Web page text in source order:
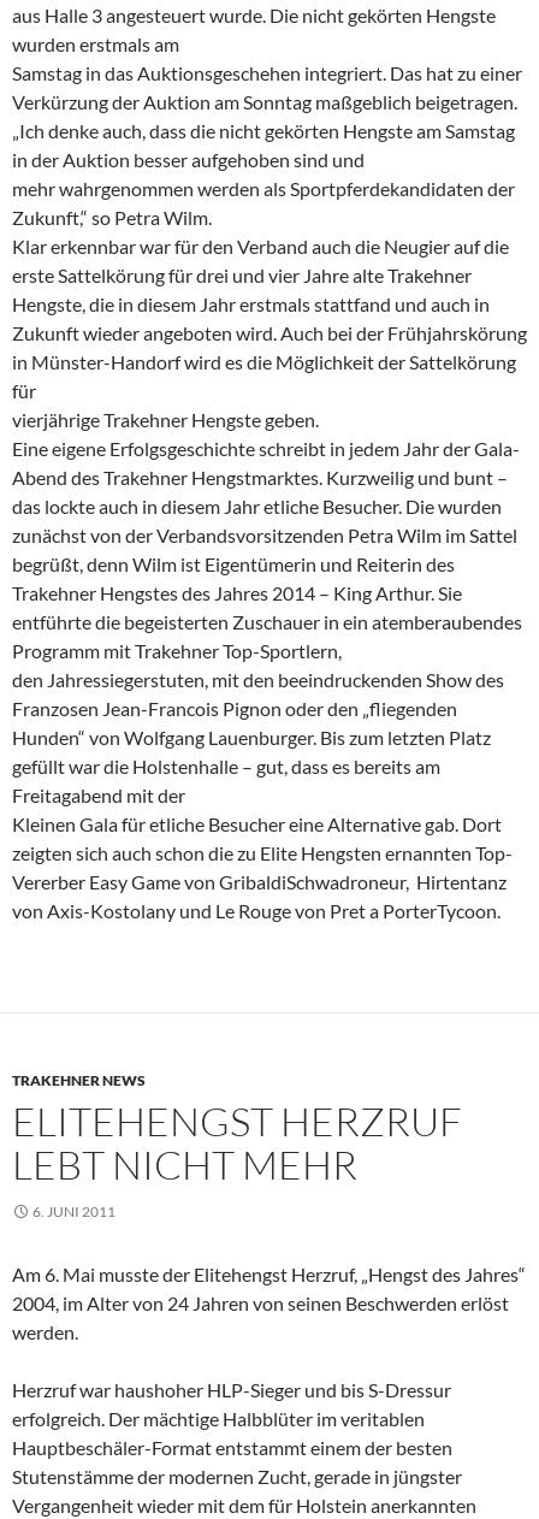
aus Halle 3 angesteuert wurde. Die nicht gekörten Hengste
wurden erstmals am
Samstag in das Auktionsgeschehen integriert. Das hat zu einer
Verkürzung der Auktion am Sonntag maßgeblich beigetragen.
„Ich denke auch, dass die nicht gekörten Hengste am Samstag
in der Auktion besser aufgehoben sind und
mehr wahrgenommen werden als Sportpferdekandidaten der
Zukunft,“ so Petra Wilm.
Klar erkennbar war für den Verband auch die Neugier auf die
erste Sattelkörung für drei und vier Jahre alte Trakehner
Hengste, die in diesem Jahr erstmals stattfand und auch in
Zukunft wieder angeboten wird. Auch bei der Frühjahrskörung
in Münster-Handorf wird es die Möglichkeit der Sattelkörung
für
vierjährige Trakehner Hengste geben.
Eine eigene Erfolgsgeschichte schreibt in jedem Jahr der Gala-
Abend des Trakehner Hengstmarktes. Kurzweilig und bunt –
das lockte auch in diesem Jahr etliche Besucher. Die wurden
zunächst von der Verbandsvorsitzenden Petra Wilm im Sattel
begrüßt, denn Wilm ist Eigentümerin und Reiterin des
Trakehner Hengstes des Jahres 2014 – King Arthur. Sie
entführte die begeisterten Zuschauer in ein atemberaubendes
Programm mit Trakehner Top-Sportlern,
den Jahressiegerstuten, mit den beeindruckenden Show des
Franzosen Jean-Francois Pignon oder den „fliegenden
Hunden“ von Wolfgang Lauenburger. Bis zum letzten Platz
gefüllt war die Holstenhalle – gut, dass es bereits am
Freitagabend mit der
Kleinen Gala für etliche Besucher eine Alternative gab. Dort
zeigten sich auch schon die zu Elite Hengsten ernannten Top-
Vererber Easy Game von GribaldiSchwadroneur, Hirtentanz
von Axis-Kostolany und Le Rouge von Pret a PorterTycoon.
TRAKEHNER NEWS
ELITEHENGST HERZRUF
LEBT NICHT MEHR
6. JUNI 2011
Am 6. Mai musste der Elitehengst Herzruf, „Hengst des Jahres“
2004, im Alter von 24 Jahren von seinen Beschwerden erlöst
werden.
Herzruf war haushoher HLP-Sieger und bis S-Dressur
erfolgreich. Der mächtige Halbblüter im veritablen
Hauptbeschäler-Format entstammt einem der besten
Stutenstämme der modernen Zucht, gerade in jüngster
Vergangenheit wieder mit dem für Holstein anerkannten